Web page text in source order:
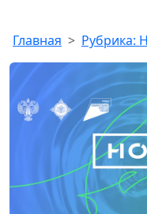
Главная Рубрика: